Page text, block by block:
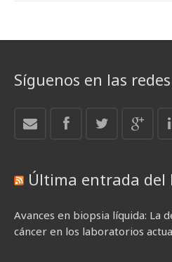
Síguenos en las
Última entrada del
Avances en biopsia líquida: La
cáncer en los laboratorios